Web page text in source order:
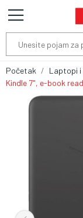
Početak Laptopi
Kindle 7", e-book